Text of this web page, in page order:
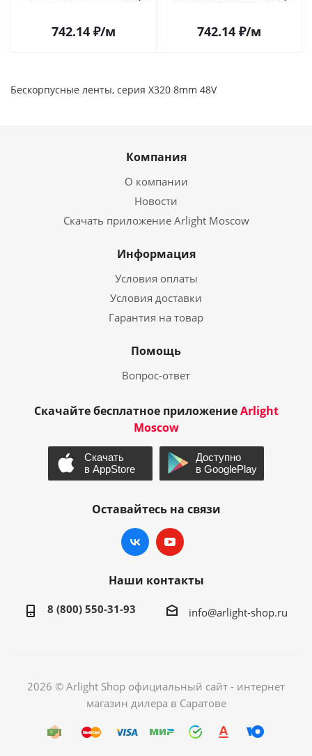
742.14 ₽/м 742.14 ₽/м
Бескорпусные ленты, серия X320 8mm 48V
Компания
О компании
Новости
Скачать приложение Arlight Moscow
Информация
Условия оплаты
Условия доставки
Гарантия на товар
Помощь
Вопрос-ответ
Скачайте бесплатное приложениеArlight
Moscow
Оставайтесь на связи
Наши контакты
8 (800) 550-31-93 info@arlight-shop.ru
2026 © Arlight Shop официальный сайт - интернет
магазин дилера в Саратове